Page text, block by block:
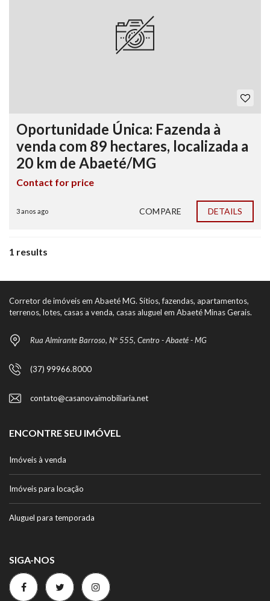
Oportunidade Única: Fazenda à
venda com 89 hectares, localizada a
20 km de Abaeté/MG
Contact for price
3 anos ago COMPARE DETAILS
1 results
Corretor de imóveis em Abaeté MG. Sítios, fazendas, apartamentos,
terrenos, lotes, casas a venda, casas aluguel em Abaeté Minas Gerais.
Rua Almirante Barroso, Nº 555, Centro - Abaeté - MG
(37) 99966.8000
contato@casanovaimobiliaria.net
ENCONTRE SEU IMÓVEL
Imóveis à venda
Imóveis para locação
Aluguel para temporada
SIGA-NOS